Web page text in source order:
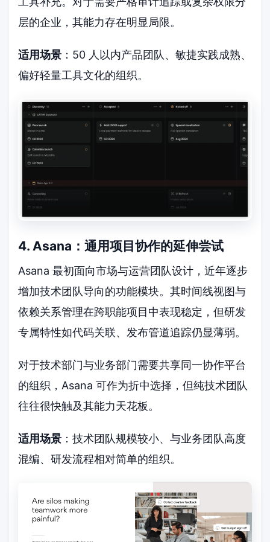
层的企业，其能力存在明显局限。
适用场景 ：50 人以内产品团队、敏捷实践成熟、
偏好轻量工具文化的组织。
4. Asana：通用项目协作的延伸尝试
Asana 最初面向市场与运营团队设计，近年逐步
增加技术团队导向的功能模块。其时间线视图与
依赖关系管理在跨职能项目中表现稳定，但研发
专属特性如代码关联、发布管道追踪仍显薄弱。
对于技术部门与业务部门需要共享同一协作平台
的组织，Asana 可作为折中选择，但纯技术团队
往往很快触及其能力天花板。
适用场景 ：技术团队规模较小、与业务团队高度
混编、研发流程相对简单的组织。